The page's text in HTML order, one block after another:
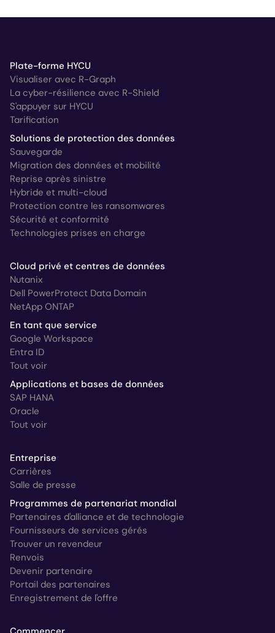
Plate-forme HYCU
Visualiser avec R-Graph
La cyber-résilience avec R-Shield
S'appuyer sur HYCU
Tarification
Solutions de protection des données
Sauvegarde
Migration des données et mobilité
Reprise après sinistre
Hybride et multi-cloud
Protection contre les ransomwares
Sécurité et conformité
Technologies prises en charge
Cloud privé et centres de données
Nutanix
Dell PowerProtect Data Domain
NetApp ONTAP
En tant que service
Google Workspace
Entra ID
Tout voir
Applications et bases de données
SAP HANA
Oracle
Tout voir
Entreprise
Carrières
Salle de presse
Programmes de partenariat mondial
Partenaires d'alliance et de technologie
Fournisseurs de services gérés
Trouver un revendeur
Renvois
Devenir partenaire
Portail des partenaires
Enregistrement de l'offre